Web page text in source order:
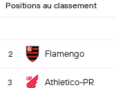
Positions au classement
2 Flamengo
3 Athletico-PR